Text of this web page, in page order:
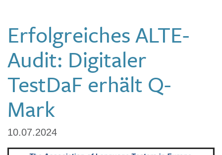
Erfolgreiches ALTE-
Audit: Digitaler
TestDaF erhält Q-
Mark
10.07.2024